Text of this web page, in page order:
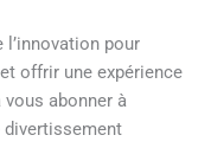
l’innovation pour
offrir une expérience
vous abonner à
divertissement